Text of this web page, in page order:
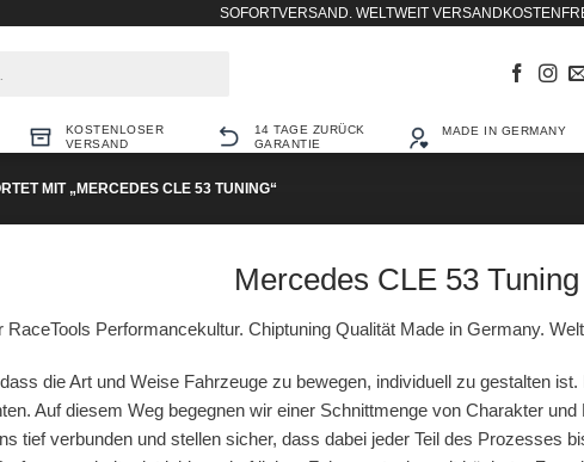
SOFORTVERSAND. WELTWEIT
KOSTENLOSER
VERSAND
14 TAGE ZURÜCK
GARANTIE
MADE IN GERMANY
MIT „MERCEDES CLE 53 TUNING“
Mercedes CLE 53 Tuning
Performancekultur. Chiptuning Qualität Made in Germany.
die Art und Weise Fahrzeuge zu bewegen, individuell zu gestalten
Auf diesem Weg begegnen wir einer Schnittmenge von Charakter
tief verbunden und stellen sicher, dass dabei jeder Teil des Prozesses